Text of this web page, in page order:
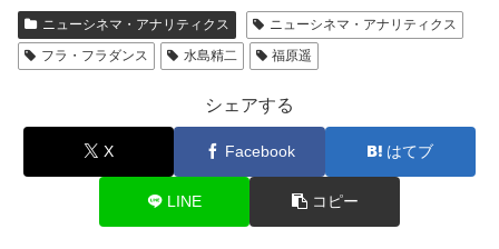
ニューシネマ・アナリティクス
ニューシネマ・アナリティクス
フラ・フラダンス
水島精二 福原遥
シェアする
X Facebook はてブ
LINE コピー